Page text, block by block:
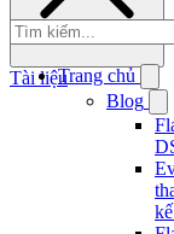
Trang chủ
Blog
Tài liệu